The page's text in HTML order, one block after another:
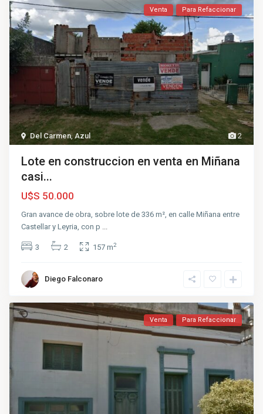
2
Del Carmen, Azul
Venta Para Refaccionar
Lote en construccion en venta en Miñana
casi...
U$S 50.000
Gran avance de obra, sobre lote de 336 m², en calle Miñana entre
Castellar y Leyria, con p
3 2 157 m2
Diego Falconaro
Venta Para Refaccionar